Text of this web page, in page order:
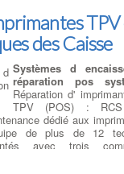
des Caisse
Systèmes d
réparation pos
Réparation d'
TPV (POS) : RCS
dédié aux
de plus de 12
avec trois